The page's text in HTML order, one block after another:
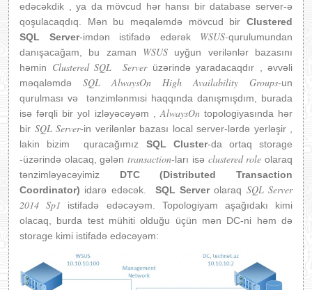
edəcəkdik , ya da mövcud hər hansı bir database server-ə
qoşulacaqdıq. Mən bu məqaləmdə mövcud bir Clustered
SQL Server-imdən istifadə edərək WSUS-qurulumundan
danışacağam, bu zaman WSUS uyğun verilənlər bazasını
həmin Clustered SQL Serverüzərində yaradacaqdır , əvvəli
məqaləmdə
SQL AlwaysOn High Availability Groups-un
qurulması və tənzimlənmısi haqqında danışmışdım, burada
isə fərqli bir yol izləyəcəyəm , AlwaysOntopologiyasında hər
bir SQL Server-in verilənlər bazası local server-lərdə yerləşir ,
lakin bizim quracağımız SQL Cluster-da ortaq storage
-üzərində olacaq, gələntransaction-ları isə clustered role olaraq
tənzimləyəcəyimiz DTC (Distributed Transaction
Coordinator) idarə edəcək. SQL Serverolaraq SQL Server
2014 Sp1 istifadə edəcəyəm. Topologiyam aşağıdakı kimi
olacaq, burda test mühiti olduğu üçün mən DC-ni həm də
storage kimi istifadə edəcəyəm: